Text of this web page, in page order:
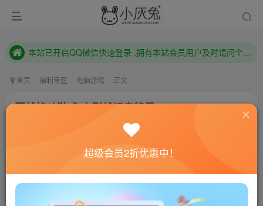
已注册用户及时绑定邮箱,防止忘记资料
首页 福利专区 电脑游戏 正文
团战格斗游戏 火影战记奥特曼
联网教程： 内附教程
单机教程： 内附教程
不懂的话联系客服！！！
超级会员2折优惠中！